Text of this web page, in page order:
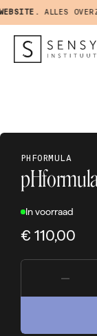
ALLES
PHFORMULA
In voorraad
€ 110,00